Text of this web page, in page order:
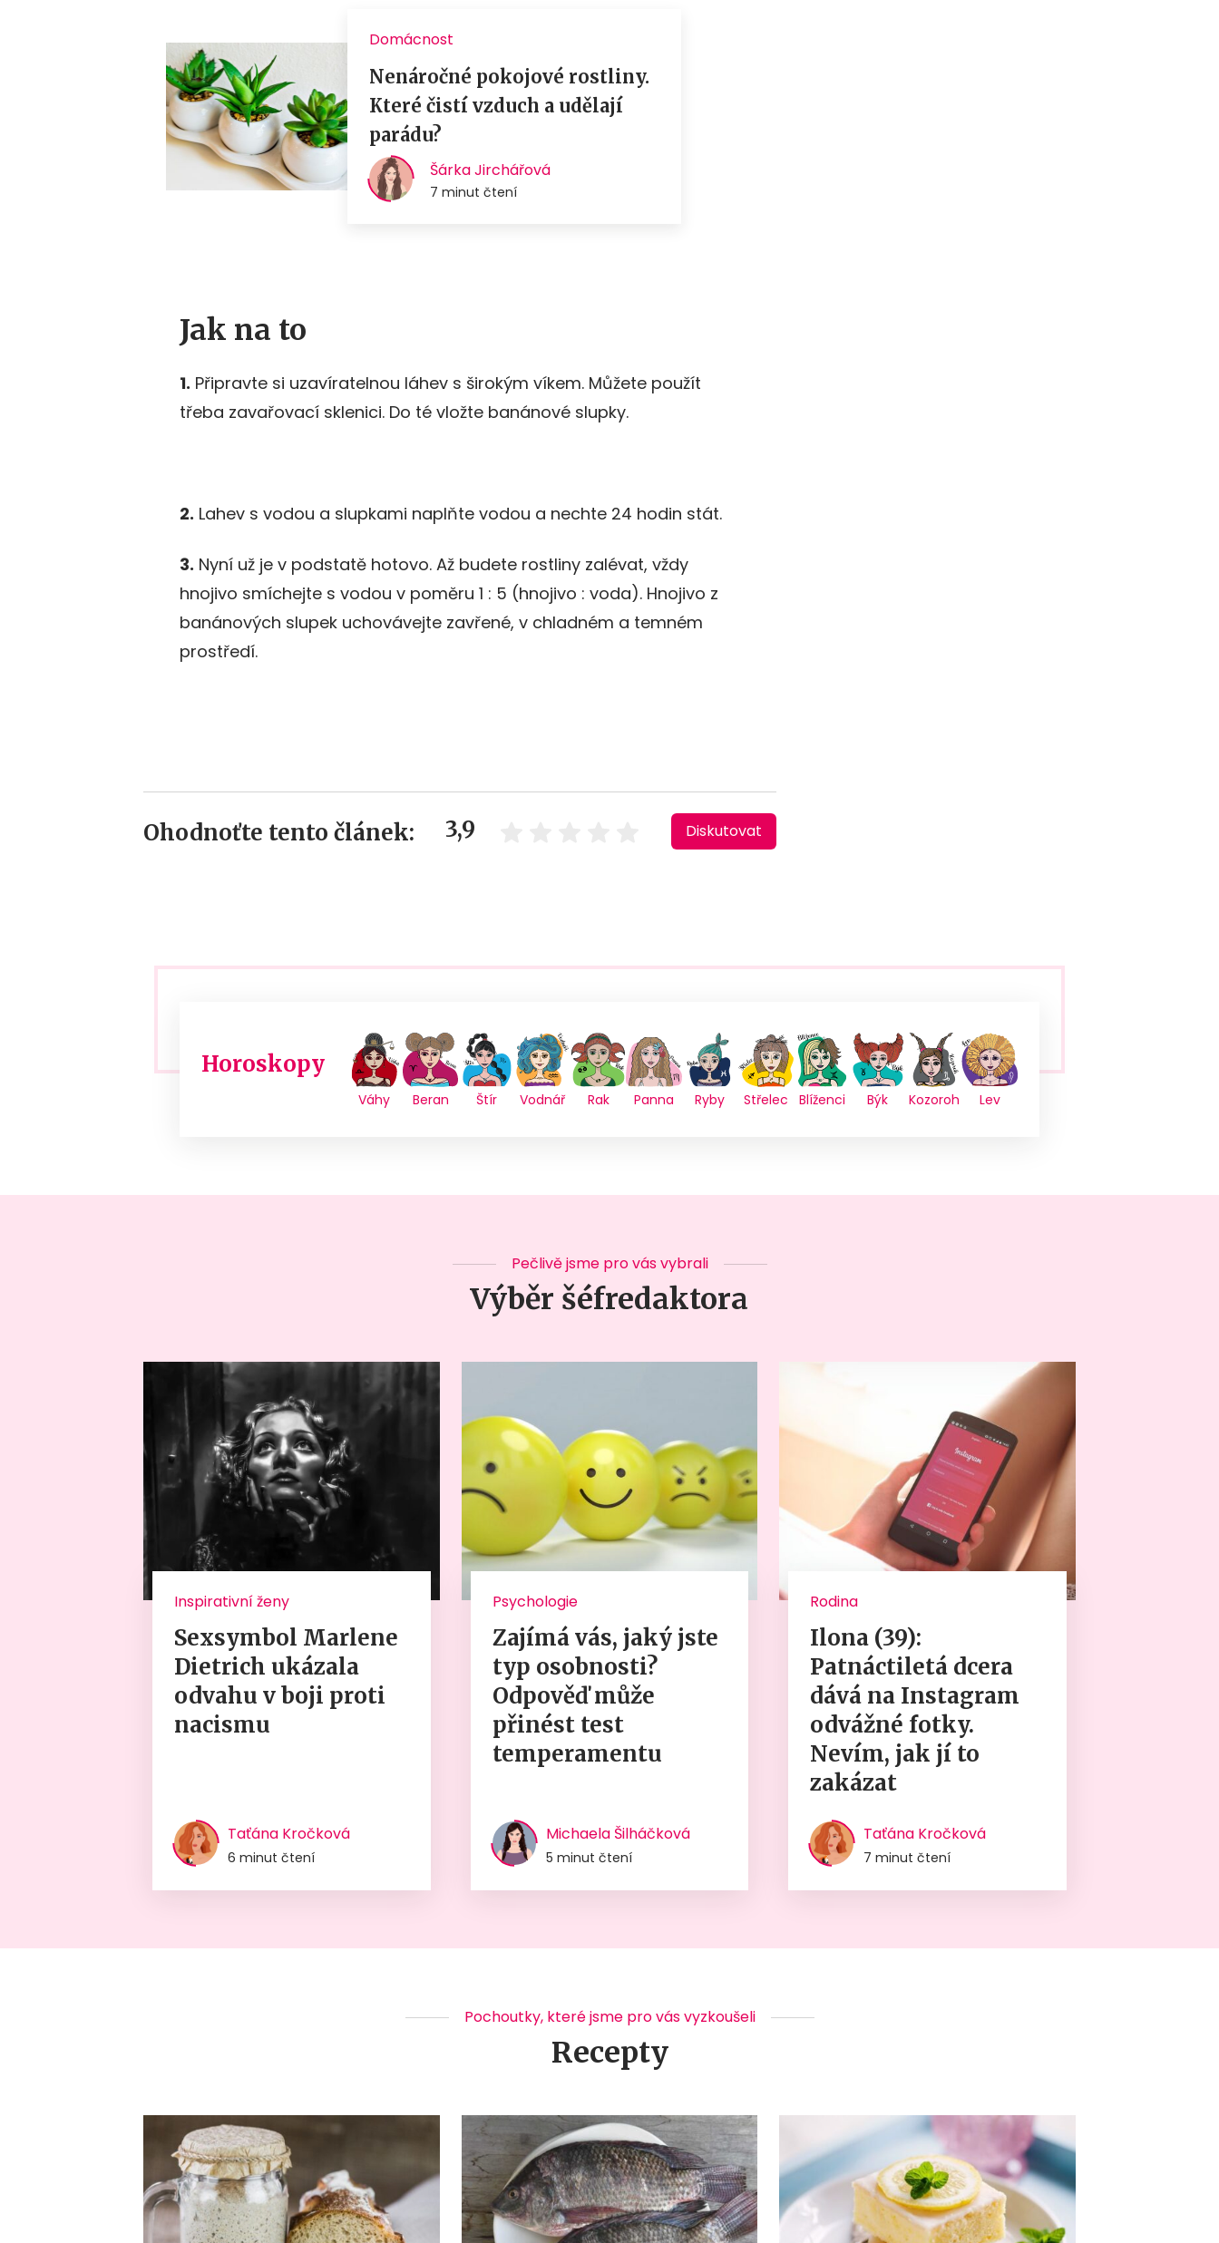
Jak na to
1. Připravte si uzavíratelnou láhev s širokým víkem. Můžete použít
třeba zavařovací sklenici. Do té vložte banánové slupky.
2. Lahev s vodou a slupkami naplňte vodou a nechte 24 hodin stát.
3. Nyní už je v podstatě hotovo. Až budete rostliny zalévat, vždy
hnojivo smíchejte s vodou v poměru 1 : 5 (hnojivo : voda). Hnojivo z
banánových slupek uchovávejte zavřené, v chladném a temném
prostředí.
Ohodnoťte tento článek: 3,9 Diskutovat
Horoskopy
Váhy Beran Štír Vodnář Rak Panna Ryby Střelec Blíženci Býk Kozoroh Lev
Pečlivě jsme pro vás vybrali
Výběr šéfredaktora
Inspirativní ženy
Sexsymbol Marlene
Dietrich ukázala
odvahu v boji proti
nacismu
Taťána Kročková
6 minut čtení
Psychologie
Zajímá vás, jaký jste
typ osobnosti?
Odpověď může
přinést test
temperamentu
Michaela Šilháčková
5 minut čtení
Rodina
Ilona (39):
Patnáctiletá dcera
dává na Instagram
odvážné fotky.
Nevím, jak jí to
zakázat
Taťána Kročková
7 minut čtení
Pochoutky, které jsme pro vás vyzkoušeli
Recepty